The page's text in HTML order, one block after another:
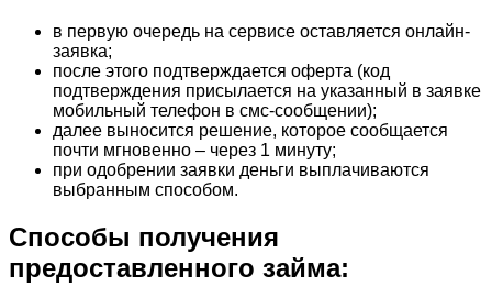
в первую очередь на сервисе оставляется онлайн-
заявка;
после этого подтверждается оферта (код
подтверждения присылается на указанный в заявке
мобильный телефон в смс-сообщении);
далее выносится решение, которое сообщается
почти мгновенно – через 1 минуту;
при одобрении заявки деньги выплачиваются
выбранным способом.
Способы получения
предоставленного займа: